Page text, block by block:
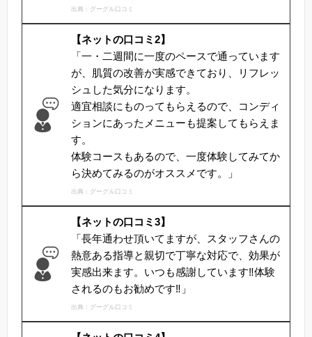
出典：グーグル口コミ
【ネットの口コミ2】
「一・二週間に一度のペースで通っています
が、肌質の改善が実感できており、リフレッ
シュした気分になります。
適宜相談にものってもらえるので、コンディ
ションにあったメニューも提案してもらえま
す。
体験コースもあるので、一度体験してみてか
ら決めてみるのがオススメです。」
出典：グーグル口コミ
【ネットの口コミ3】
「長年通わせ頂いてますが、スタッフさんの
熱意ある指導と親切で丁寧な対応で、効果が
実感出来ます。いつも感謝しています‼︎体験
されるのもお勧めです‼︎」
出典：グーグル口コミ